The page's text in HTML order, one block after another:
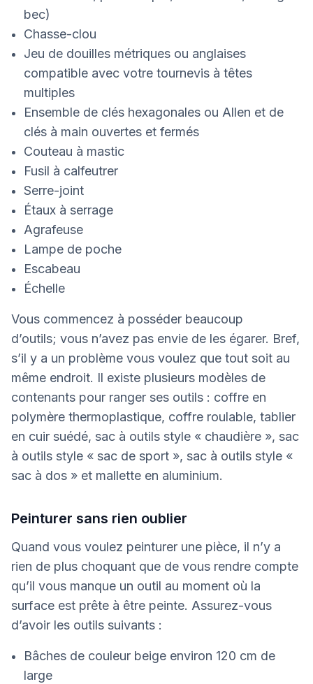
bec)
Chasse-clou
Jeu de douilles métriques ou anglaises
compatible avec votre tournevis à têtes
multiples
Ensemble de clés hexagonales ou Allen et de
clés à main ouvertes et fermés
Couteau à mastic
Fusil à calfeutrer
Serre-joint
Étaux à serrage
Agrafeuse
Lampe de poche
Escabeau
Échelle
Vous commencez à posséder beaucoup
d’outils; vous n’avez pas envie de les égarer. Bref,
s’il y a un problème vous voulez que tout soit au
même endroit. Il existe plusieurs modèles de
contenants pour ranger ses outils : coffre en
polymère thermoplastique, coffre roulable, tablier
en cuir suédé, sac à outils style « chaudière », sac
à outils style « sac de sport », sac à outils style «
sac à dos » et mallette en aluminium.
Peinturer sans rien oublier
Quand vous voulez peinturer une pièce, il n’y a
rien de plus choquant que de vous rendre compte
qu’il vous manque un outil au moment où la
surface est prête à être peinte. Assurez-vous
d’avoir les outils suivants :
Bâches de couleur beige environ 120 cm de
large